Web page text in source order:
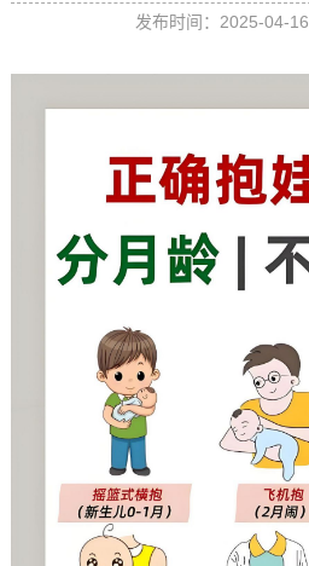
发布时间：2025-04-16